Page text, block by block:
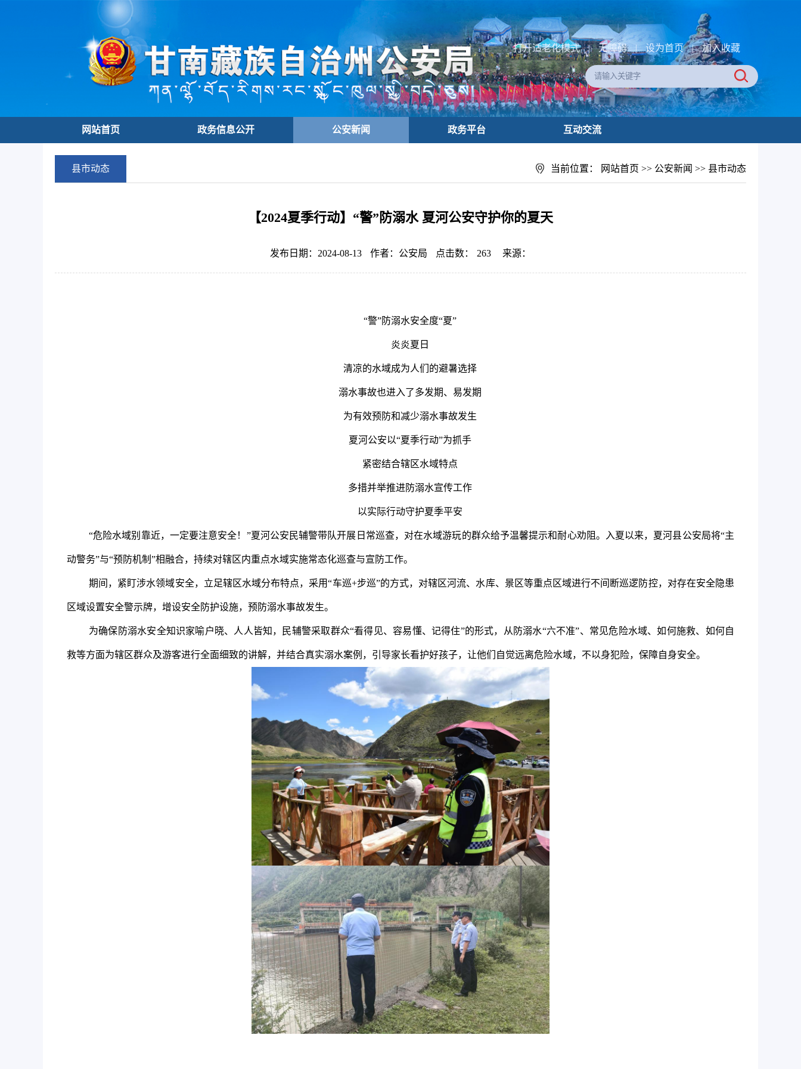
打开适老化模式 | 无障碍 | 设为首页 | 加入收藏
网站首页 政务信息公开 公安新闻 政务平台 互动交流
县市动态 当前位置： 网站首页 >> 公安新闻 >> 县市动态
【2024夏季行动】“警”防溺水 夏河公安守护你的夏天
发布日期：2024-08-13 作者：公安局 点击数： 263 来源：
“警”防溺水安全度“夏”
炎炎夏日
清凉的水域成为人们的避暑选择
溺水事故也进入了多发期、易发期
为有效预防和减少溺水事故发生
夏河公安以“夏季行动”为抓手
紧密结合辖区水域特点
多措并举推进防溺水宣传工作
以实际行动守护夏季平安
“危险水域别靠近，一定要注意安全！”夏河公安民辅警带队开展日常巡查，对在水域游玩的群众给予温馨提示和耐心劝阻。入夏以来，夏河县公安局将“主
动警务”与“预防机制”相融合，持续对辖区内重点水域实施常态化巡查与宣防工作。
期间，紧盯涉水领域安全，立足辖区水域分布特点，采用“车巡+步巡”的方式，对辖区河流、水库、景区等重点区域进行不间断巡逻防控，对存在安全隐患
区域设置安全警示牌，增设安全防护设施，预防溺水事故发生。
为确保防溺水安全知识家喻户晓、人人皆知，民辅警采取群众“看得见、容易懂、记得住”的形式，从防溺水“六不准”、常见危险水域、如何施救、如何自
救等方面为辖区群众及游客进行全面细致的讲解，并结合真实溺水案例，引导家长看护好孩子，让他们自觉远离危险水域，不以身犯险，保障自身安全。